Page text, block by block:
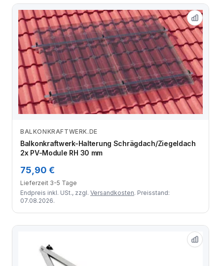
Zum Angebot
BALKONKRAFTWERK.DE
Balkonkraftwerk-Halterung Schrägdach/Ziegeldach
2x PV-Module RH 30 mm
75,90 €
Lieferzeit 3-5 Tage
Endpreis inkl. USt., zzgl. Versandkosten. Preisstand:
07.08.2026.